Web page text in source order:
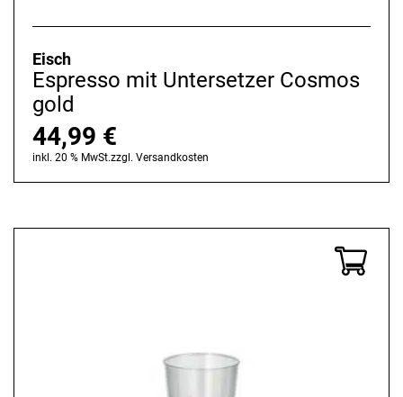
Eisch
Espresso mit Untersetzer Cosmos
gold
44,99 €
inkl. 20 % MwSt.zzgl. Versandkosten